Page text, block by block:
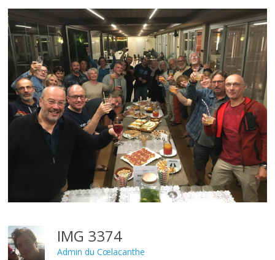
IMG 3374
Admin du Cœlacanthe